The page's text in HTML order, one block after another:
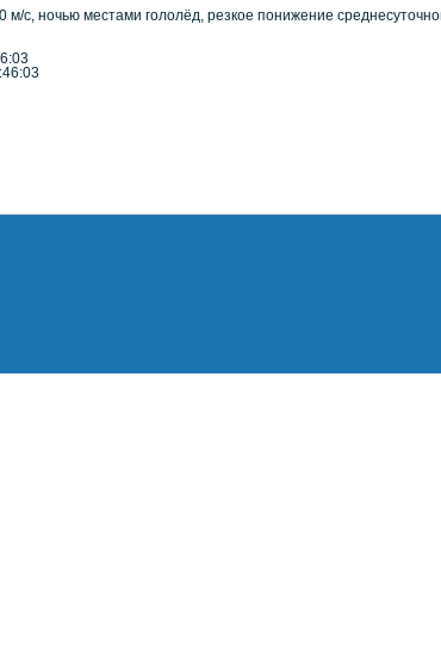
с, ночью местами гололёд, резкое понижение